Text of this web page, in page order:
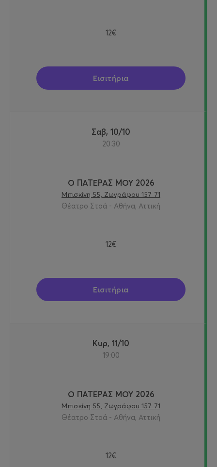
12€
Εισιτήρια
Σαβ, 10/10
20:30
Ο ΠΑΤΕΡΑΣ ΜΟΥ 2026
Μπισκίνη 55, Ζωγράφου 157 71
Θέατρο Στοά - Αθήνα, Αττική
12€
Εισιτήρια
Κυρ, 11/10
19:00
Ο ΠΑΤΕΡΑΣ ΜΟΥ 2026
Μπισκίνη 55, Ζωγράφου 157 71
Θέατρο Στοά - Αθήνα, Αττική
12€